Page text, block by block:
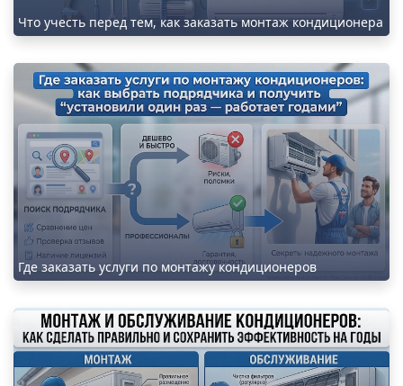
Что учесть перед тем, как заказать монтаж кондиционера
Где заказать услуги по монтажу кондиционеров